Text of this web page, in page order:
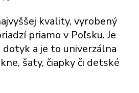
kvality, vyrobený
priamo v Poľsku. Je
a je to univerzálna
šaty, čiapky či detské